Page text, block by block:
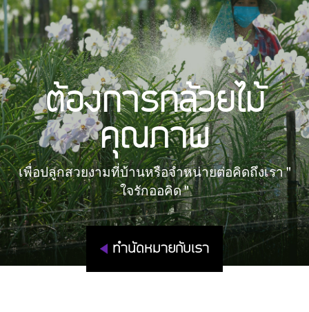
ต้องการกล้วยไม้
คุณภาพ
เพื่อปลูกสวยงามที่บ้านหรือจำหน่ายต่อคิดถึงเรา "
ใจรักออคิด "
ทำนัดหมายกับเรา